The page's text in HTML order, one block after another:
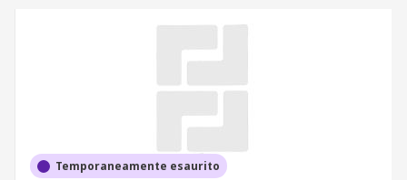
Temporaneamente esaurito